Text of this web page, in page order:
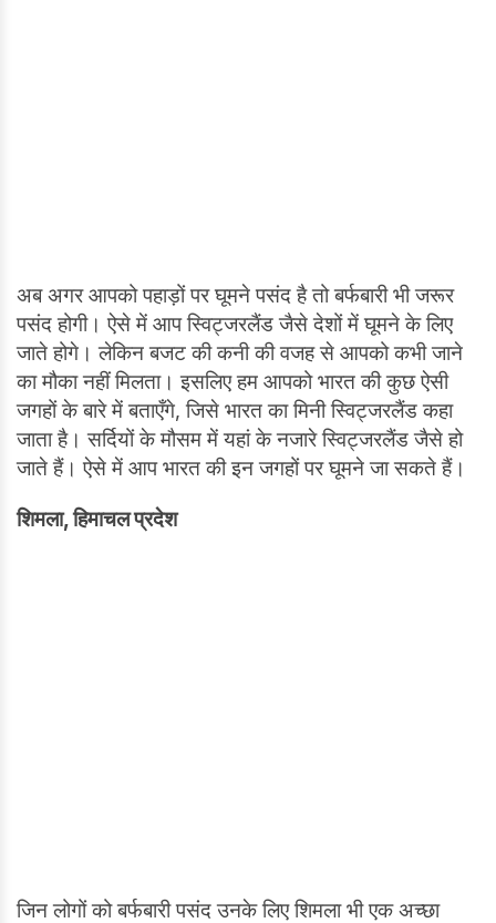
अब अगर आपको पहाड़ों पर घूमने पसंद है तो बर्फबारी भी जरूर
पसंद होगी। ऐसे में आप स्विट्जरलैंड जैसे देशों में घूमने के लिए
जाते होगे। लेकिन बजट की कनी की वजह से आपको कभी जाने
का मौका नहीं मिलता। इसलिए हम आपको भारत की कुछ ऐसी
जगहों के बारे में बताएँगे, जिसे भारत का मिनी स्विट्जरलैंड कहा
जाता है। सर्दियों के मौसम में यहां के नजारे स्विट्जरलैंड जैसे हो
जाते हैं। ऐसे में आप भारत की इन जगहों पर घूमने जा सकते हैं।
शिमला, ह‍िमाचल प्रदेश
जिन लोगों को बर्फबारी पसंद उनके लिए शिमला भी एक अच्छा